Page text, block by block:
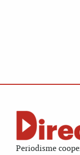
Periodisme